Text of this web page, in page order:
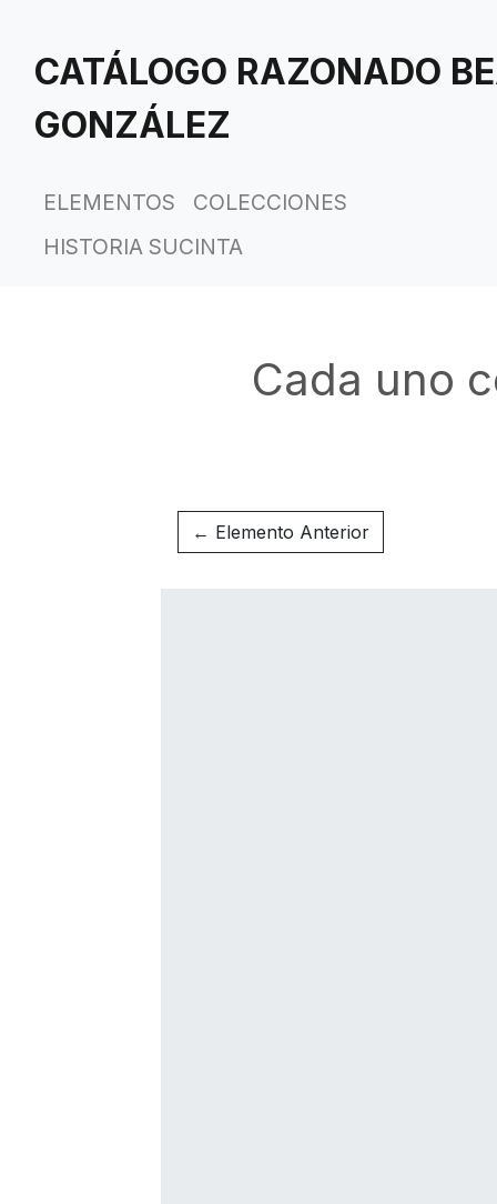
contenido
CATÁLOGO RAZONADO
GONZÁLEZ
ELEMENTOS
COLECCIONES
HISTORIA SUCINTA
Cada uno
← Elemento Anterior